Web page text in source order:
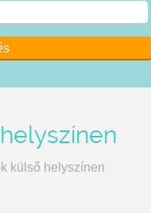
külső helyszínen